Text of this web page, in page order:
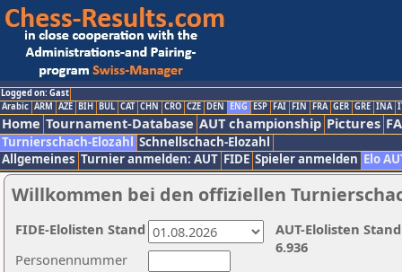
Logged on: Gast
Arabic ARM AZE BIH BUL CAT CHN CRO CZE DEN ENG ESP FAI FIN FRA GER GRE INA
Home Tournament-Database AUT championship Pictures
Turnierschach-Elozahl Schnellschach-Elozahl
Allgemeines Turnier anmelden: AUT FIDE Spieler anmelden Elo
Willkommen bei den offiziellen
Personennummer
AUT-Elolisten
6.936
FIDE-Elolisten Stand